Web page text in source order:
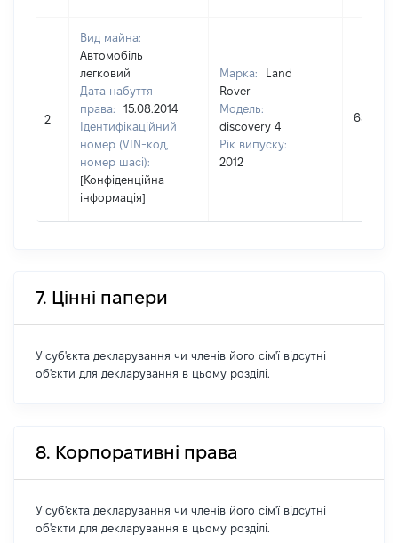
2
Вид майна:
Автомобіль
легковий
Дата набуття
права:
15.08.2014
Ідентифікаційний
номер (VIN-код,
номер шасі):
[Конфіденційна
інформація]
Марка:
Land
Rover
Модель:
discovery 4
Рік випуску:
2012
650000
7. Цінні папери
У суб'єкта декларування чи членів його сім'ї відсутні
об'єкти для декларування в цьому розділі.
8. Корпоративні права
У суб'єкта декларування чи членів його сім'ї відсутні
об'єкти для декларування в цьому розділі.